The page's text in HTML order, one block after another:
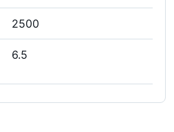
2500
6.5